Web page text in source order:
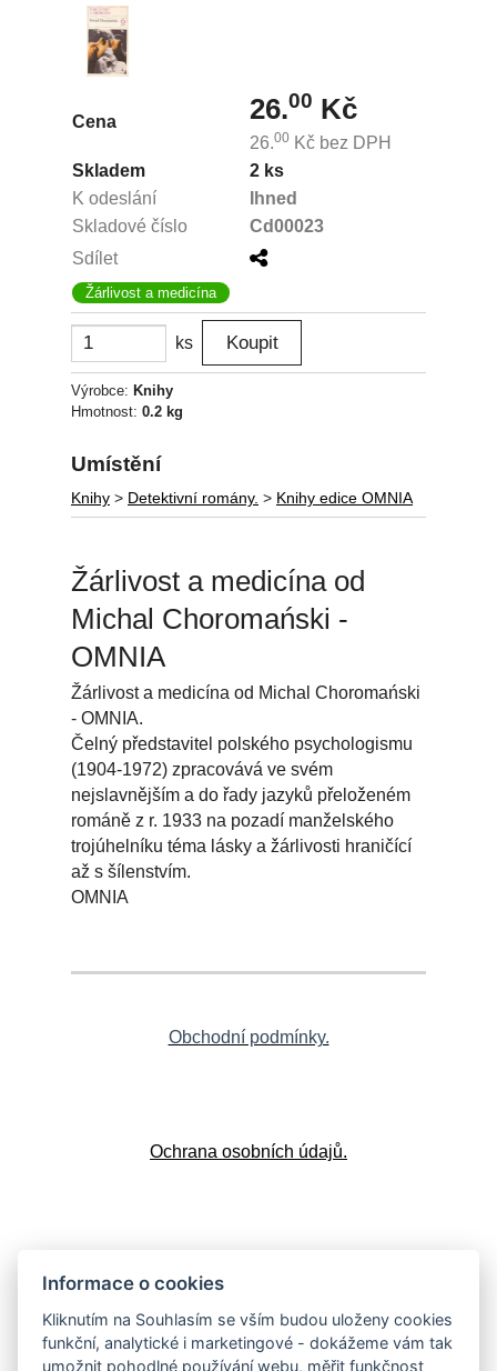
Cena 26.00 Kč
26.00 Kč bez DPH
Skladem
2 ks
K odeslání
Ihned
Skladové číslo
Cd00023
Sdílet
Žárlivost a medicína
ks
Výrobce: Knihy
Hmotnost: 0.2 kg
Umístění
Knihy > Detektivní romány. > Knihy edice OMNIA
Žárlivost a medicína od
Michal Choromański -
OMNIA
Žárlivost a medicína od Michal Choromański
- OMNIA.
Čelný představitel polského psychologismu
(1904-1972) zpracovává ve svém
nejslavnějším a do řady jazyků přeloženém
románě z r. 1933 na pozadí manželského
trojúhelníku téma lásky a žárlivosti hraničící
až s šílenstvím.
OMNIA
Obchodní podmínky.
Ochrana osobních údajů.
Informace o cookies
Kliknutím na Souhlasím se vším budou uloženy cookies
funkční, analytické i marketingové - dokážeme vám tak
umožnit pohodlné používání webu, měřit funkčnost